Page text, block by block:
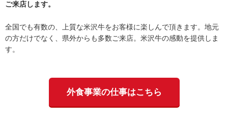
ご来店します。
全国でも有数の、上質な米沢牛をお客様に楽しんで頂きます。地元
の方だけでなく、県外からも多数ご来店。米沢牛の感動を提供しま
す。
外食事業の仕事はこちら